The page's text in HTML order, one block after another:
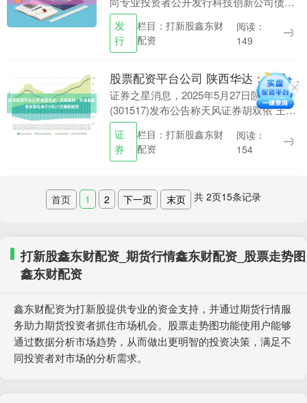
(第一期)，发行金额不超过10亿元。本期
债券主体评级和债项评级均为AAA，无....
发
行
栏目：打新股鑫东财
配资
阅读：
149
股票配资平台公司 陕西华达：天风证券、长城基金等多家机构于5月27日调研我司
证券之星消息，2025年5月27日陕西华达
(301517)发布公告称天风证券胡双依 王泽
宇 吴居清 许宸溪、长城基金尹宁 周诗博
高明豪 翁煜平 唐然 苏俊彦于....
证
券
栏目：打新股鑫东财
配资
阅读：
154
首页 1 2 下一页 末页 共 2页15条记录
打新股鑫东财配资_期货行情鑫东财配资_股票走势图
鑫东财配资
鑫东财配资为打新股提供专业的资金支持，并通过期货行情服
务助力期货投资者抓住市场机会。股票走势图功能使用户能够
通过数据分析市场趋势，从而做出更明智的投资决策，满足不
同投资者对市场的分析需求。